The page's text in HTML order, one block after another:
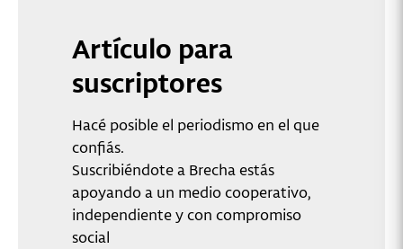
Artículo para
suscriptores
Hacé posible el periodismo en el que
confiás.
Suscribiéndote a Brecha estás
apoyando a un medio cooperativo,
independiente y con compromiso
social